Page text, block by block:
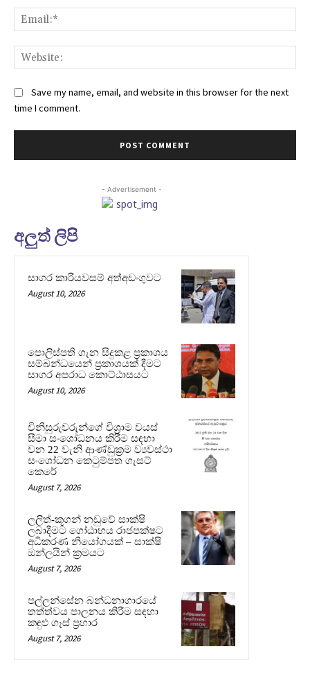
Save my name, email, and website in this browser for the next
time I comment.
- Advertisement -
අලුත් ලිපි
සාගර කාරියවසම් අත්අඩංගුවට
August 10, 2026
පොලිස්පති ගැන සිදුකළ ප්‍රකාශය
සම්බන්ධයෙන් ප්‍රකාශයක් දීමට
සාගර අපරාධ කොට්ඨාසයට
August 10, 2026
විනිසුරුවරුන්ගේ විශ්‍රාම වයස්
සීමා සංශෝධනය කිරීම සඳහා
වන 22 වැනි ආණ්ඩුක්‍රම ව්‍යවස්ථා
සංශෝධන කෙටුම්පත ගැසට්
කෙරේ
August 7, 2026
ලලිත්-කූගන් නඩුවේ සාක්ෂි
ලබාදීමට ගෝඨාභය රාජපක්ෂට
අධිකරණ නියෝගයක් – සාක්ෂි
ඔන්ලයින් ක්‍රමයට
August 7, 2026
පල්ලන්සේන බන්ධනාගාරයේ
තත්ත්වය පාලනය කිරීම සඳහා
කඳුළු ගෑස් ප්‍රහාර
August 7, 2026